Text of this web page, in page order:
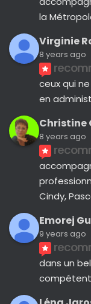
la
Virginie
8 years ago
ceux qui
en
Christine
8 years ago
Cindy,
Emorej Gu
9 years ago
dans un